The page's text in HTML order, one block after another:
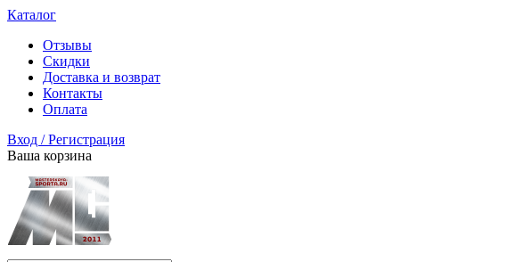
Каталог
Отзывы
Скидки
Доставка и возврат
Контакты
Оплата
Вход / Регистрация
Ваша корзина